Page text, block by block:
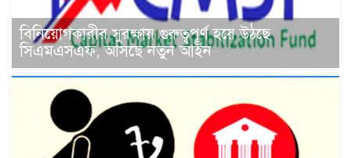
বিনিয়োগকারীর সুরক্ষায় গুরুত্বপূর্ণ হয়ে উঠছে
সিএমএসএফ, আসছে নতুন আইন